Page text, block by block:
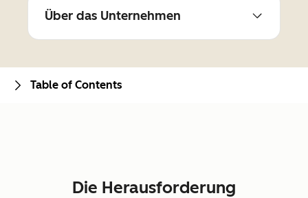
Über das Unternehmen
Die Herausforderung
Table of Contents